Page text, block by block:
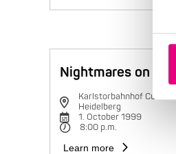
Nightmares on Wax
Karlstorbahnhof Cultural
Heidelberg
1. October 1999
8:00 p.m.
Learn more